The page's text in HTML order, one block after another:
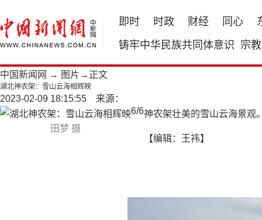
即时 时政 财经 同心
铸牢中华民族共同体意识 宗教
中国新闻网 → 图片 →正文
湖北神农架：雪山云海相辉映
2023-02-09 18:15:55 来源：
田梦 摄
6/6神农架壮美的雪山云海景观
【编辑：王祎】